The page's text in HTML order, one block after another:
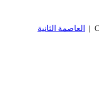
العاصمة الثانية